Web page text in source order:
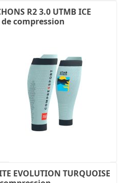
R2 3.0 UTMB ICE
de compression
EVOLUTION TURQUOISE